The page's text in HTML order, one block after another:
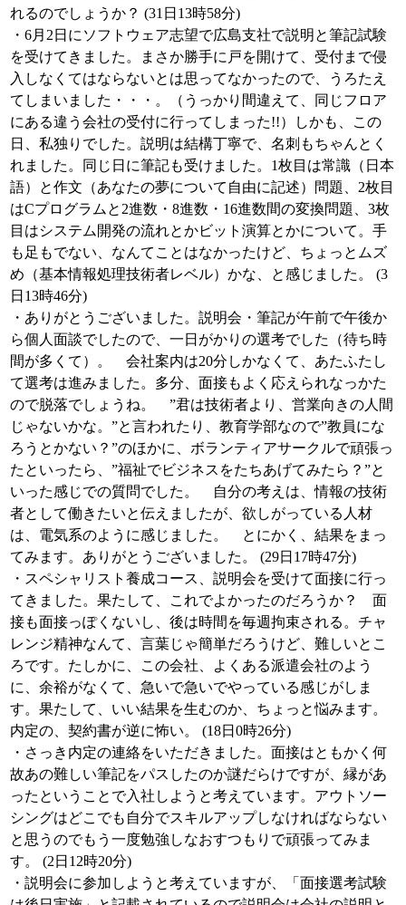
れるのでしょうか？ (31日13時58分)
・6月2日にソフトウェア志望で広島支社で説明と筆記試験
を受けてきました。まさか勝手に戸を開けて、受付まで侵
入しなくてはならないとは思ってなかったので、うろたえ
てしまいました・・・。（うっかり間違えて、同じフロア
にある違う会社の受付に行ってしまった!!）しかも、この
日、私独りでした。説明は結構丁寧で、名刺もちゃんとく
れました。同じ日に筆記も受けました。1枚目は常識（日本
語）と作文（あなたの夢について自由に記述）問題、2枚目
はCプログラムと2進数・8進数・16進数間の変換問題、3枚
目はシステム開発の流れとかビット演算とかについて。手
も足もでない、なんてことはなかったけど、ちょっとムズ
め（基本情報処理技術者レベル）かな、と感じました。 (3
日13時46分)
・ありがとうございました。説明会・筆記が午前で午後か
ら個人面談でしたので、一日がかりの選考でした（待ち時
間が多くて）。 会社案内は20分しかなくて、あたふたし
て選考は進みました。多分、面接もよく応えられなっかた
ので脱落でしょうね。 ”君は技術者より、営業向きの人間
じゃないかな。”と言われたり、教育学部なので”教員にな
ろうとかない？”のほかに、ボランティアサークルで頑張っ
たといったら、”福祉でビジネスをたちあげてみたら？”と
いった感じでの質問でした。 自分の考えは、情報の技術
者として働きたいと伝えましたが、欲しがっている人材
は、電気系のように感じました。 とにかく、結果をまっ
てみます。ありがとうございました。 (29日17時47分)
・スペシャリスト養成コース、説明会を受けて面接に行っ
てきました。果たして、これでよかったのだろうか？ 面
接も面接っぽくないし、後は時間を毎週拘束される。チャ
レンジ精神なんて、言葉じゃ簡単だろうけど、難しいとこ
ろです。たしかに、この会社、よくある派遣会社のよう
に、余裕がなくて、急いで急いでやっている感じがしま
す。果たして、いい結果を生むのか、ちょっと悩みます。
内定の、契約書が逆に怖い。 (18日0時26分)
・さっき内定の連絡をいただきました。面接はともかく何
故あの難しい筆記をパスしたのか謎だらけですが、縁があ
ったということで入社しようと考えています。アウトソー
シングはどこでも自分でスキルアップしなければならない
と思うのでもう一度勉強しなおすつもりで頑張ってみま
す。 (2日12時20分)
・説明会に参加しようと考えていますが、「面接選考試験